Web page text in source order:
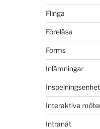
Flinga
Föreläsa
Forms
Inlämningar
Interaktiva
Intranät